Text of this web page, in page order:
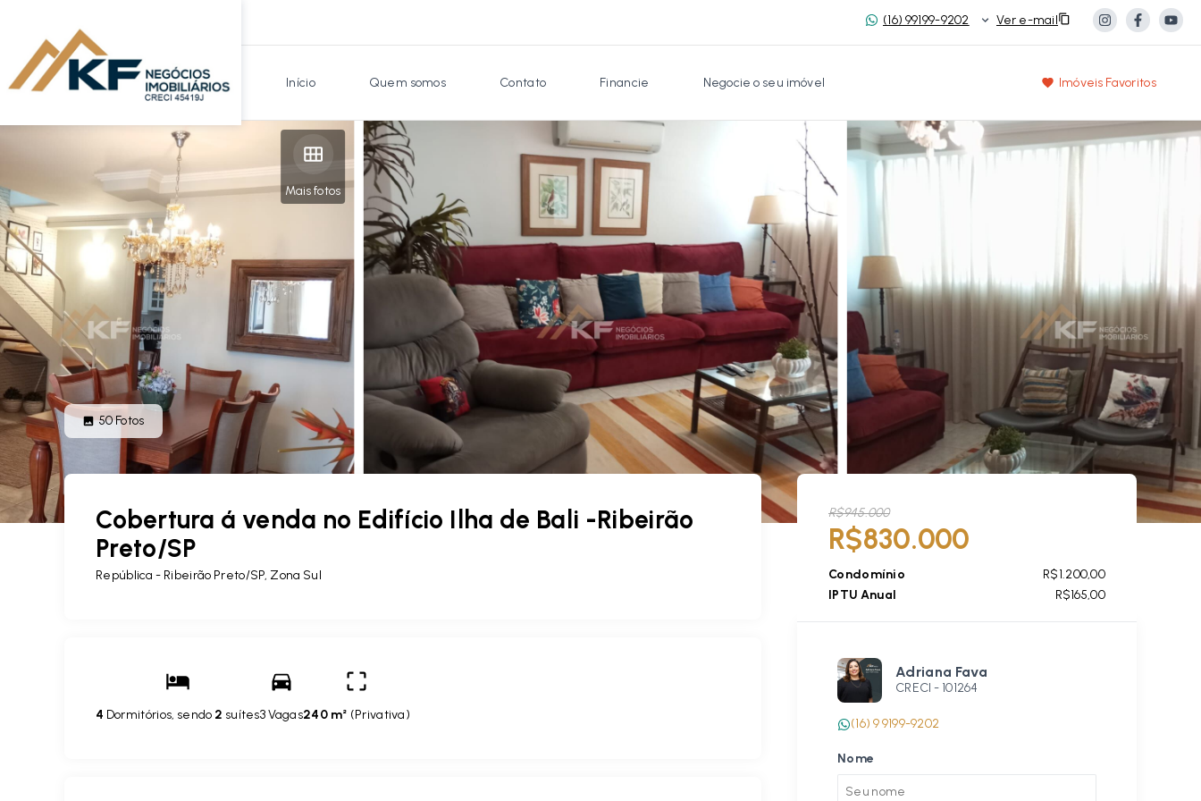
(16) 99199-9202 Ver e-mail
Início Quem somos Contato Financie Negocie o seu imóvel Imóveis Favoritos
Mais fotos
50Fotos
Cobertura á venda no Edifício Ilha de Bali -Ribeirão
Preto/SP
República - Ribeirão Preto/SP, Zona Sul
4 Dormitórios, sendo 2 suítes3 Vagas240 m² (Privativa)
R$945.000
R$830.000
Condomínio
R$1.200,00
IPTU Anual
R$165,00
Adriana Fava
CRECI - 101264
(16) 9 9199-9202
Nome